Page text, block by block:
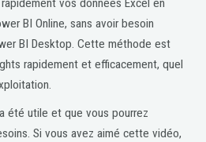
vos données Excel en
BI Online, sans avoir besoin
BI Desktop. Cette méthode est
rapidement et efficacement, quel
été utile et que vous pourrez
Si vous avez aimé cette vidéo,